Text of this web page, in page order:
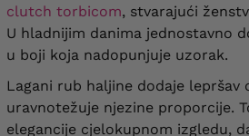
clutch torbicom, stvarajući
U hladnijim danima jednostavno
u boji koja nadopunjuje uzorak.
Lagani rub haljine dodaje lepršav
uravnotežuje njezine proporcije.
elegancije cjelokupnom izgledu,